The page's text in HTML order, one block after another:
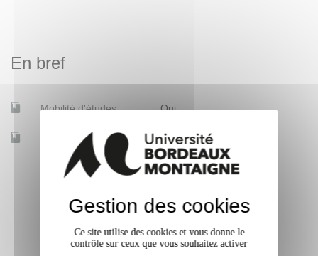
En bref
Mobilité d'études Oui
Accessible à distance Non
Gestion des cookies
Ce site utilise des cookies et vous donne le
contrôle sur ceux que vous souhaitez activer